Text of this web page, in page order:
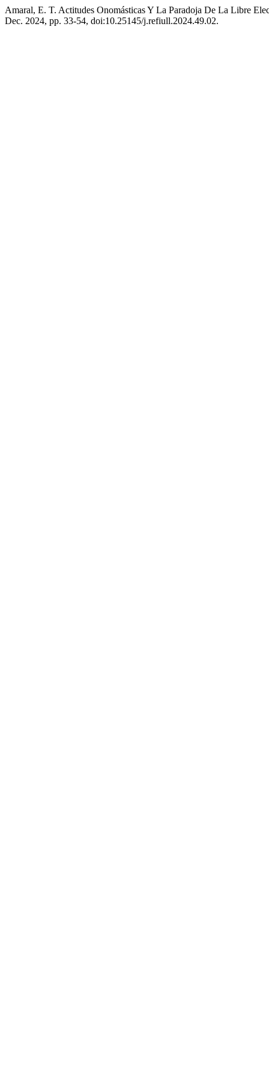
Amaral, E. T. Actitudes Onomásticas Y La Paradoja De La Libre
Dec. 2024, pp. 33-54, doi:10.25145/j.refiull.2024.49.02.